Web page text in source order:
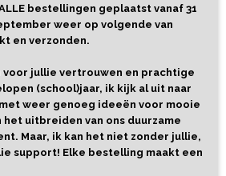
bestellingen geplaatst vanaf 31
weer op volgende van
en verzonden.
voor jullie vertrouwen en prachtige
(school)jaar, ik kijk al uit naar
weer genoeg ideeën voor mooie
uitbreiden van ons duurzame
Maar, ik kan het niet zonder jullie,
support! Elke bestelling maakt een